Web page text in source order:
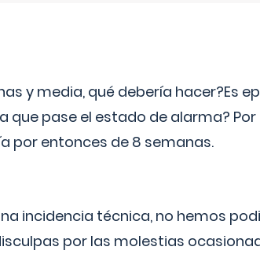
y media, qué debería hacer?Es
que pase el estado de alarma? Por
por entonces de 8 semanas.
incidencia técnica, no hemos
por las molestias